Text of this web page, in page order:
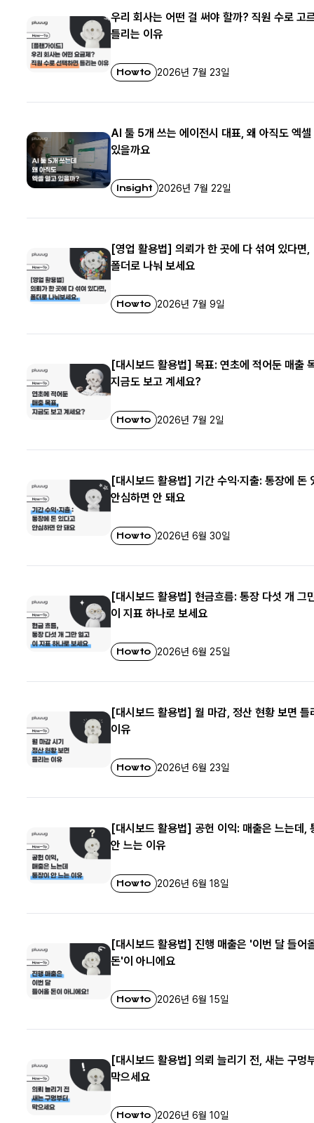
우리 회사는 어떤 걸 써야 할까? 직원 수로 고
틀리는 이유
Howto 2026년 7월 23일
AI 툴 5개 쓰는 에이전시 대표, 왜 아직도 엑셀
있을까요
Insight 2026년 7월 22일
[영업 활용법] 의뢰가 한 곳에 다 섞여 있다면,
폴더로 나눠 보세요
Howto 2026년 7월 9일
[대시보드 활용법] 목표: 연초에 적어둔 매출
지금도 보고 계세요?
Howto 2026년 7월 2일
[대시보드 활용법] 기간 수익·지출: 통장에 돈
안심하면 안 돼요
Howto 2026년 6월 30일
[대시보드 활용법] 현금흐름: 통장 다섯 개 그
이 지표 하나로 보세요
Howto 2026년 6월 25일
[대시보드 활용법] 월 마감, 정산 현황 보면 틀
이유
Howto 2026년 6월 23일
[대시보드 활용법] 공헌 이익: 매출은 느는데,
안 느는 이유
Howto 2026년 6월 18일
[대시보드 활용법] 진행 매출은 '이번 달 들어
돈'이 아니에요
Howto 2026년 6월 15일
[대시보드 활용법] 의뢰 늘리기 전, 새는 구멍
막으세요
Howto 2026년 6월 10일